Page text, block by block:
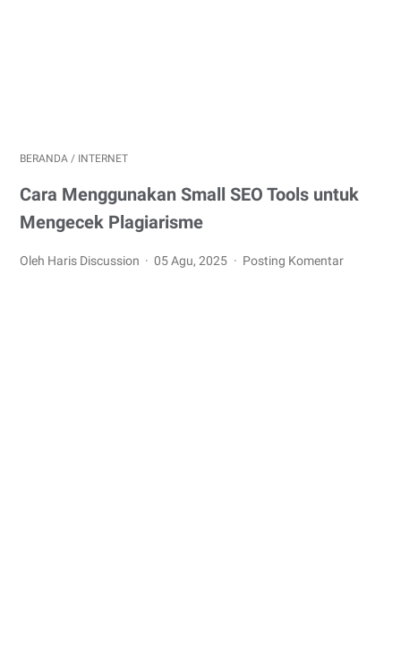
BERANDA / INTERNET
Cara Menggunakan Small SEO Tools untuk
Mengecek Plagiarisme
Oleh Haris Discussion 05 Agu, 2025 Posting Komentar